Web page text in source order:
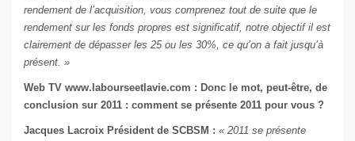
rendement de l’acquisition, vous comprenez tout de suite que le
rendement sur les fonds propres est significatif, notre objectif il est
clairement de dépasser les 25 ou les 30%, ce qu’on a fait jusqu’à
présent. »
Web TV www.labourseetlavie.com : Donc le mot, peut-être, de
conclusion sur 2011 : comment se présente 2011 pour vous ?
Jacques Lacroix Président de SCBSM : « 2011 se présente